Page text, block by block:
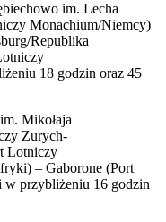
im. Lecha
Monachium/Niemcy)
Republika
18 godzin oraz 45
Mikołaja
Zurych-
Lotniczy
– Gaborone (Port
w przybliżeniu 16 godzin